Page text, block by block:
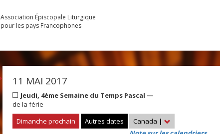
Association Épiscopale Liturgique
pour les pays Francophones
11 MAI 2017
Jeudi, 4ème Semaine du Temps Pascal —
de la férie
Dimanche prochain
Autres dates Canada |